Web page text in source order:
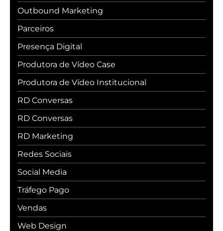
Outbound Marketing
Parceiros
Presença Digital
Produtora de Vídeo Case
Produtora de Vídeo Institucional
RD Conversas
RD Conversas
RD Marketing
Redes Sociais
Social Media
Tráfego Pago
Vendas
Web Design